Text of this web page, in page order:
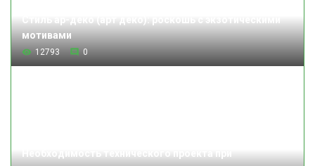
Стиль ар-деко (арт деко): роскошь с экзотическими
мотивами
12793 0
Необходимость технического проекта при